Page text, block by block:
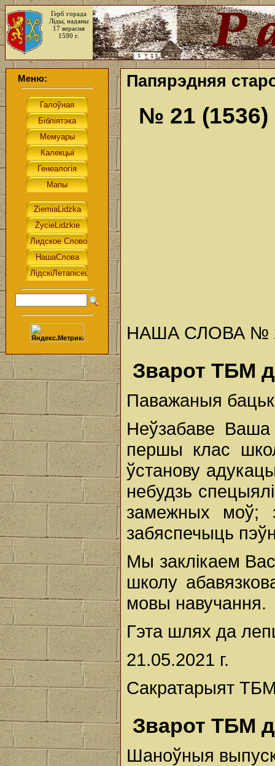
Герб горада
Ліды, наданы
17 верасня
1590 г.
Меню: Папярэдняя
№ 21 (1536)
НАША СЛОВА №
Зварот ТБМ
Паважаныя
Неўзабаве Ваша
першы клас
ўстанову
небудзь
замежных моў;
забяспечыць
Мы заклікаем
школу
мовы навучання.
Гэта шлях да
21.05.2021 г.
Сакратарыят
Зварот ТБМ
Шаноўныя